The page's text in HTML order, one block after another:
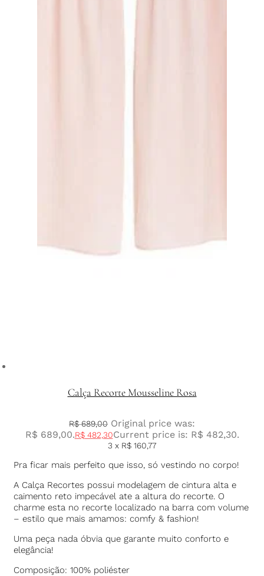
Calça Recorte Mousseline Rosa
R$689,00 Original price was:
R$ 689,00.R$482,30Current price is: R$ 482,30.
3 x R$ 160,77
Pra ficar mais perfeito que isso, só vestindo no corpo!
A Calça Recortes possui modelagem de cintura alta e
caimento reto impecável ate a altura do recorte. O
charme esta no recorte localizado na barra com volume
– estilo que mais amamos: comfy & fashion!
Uma peça nada óbvia que garante muito conforto e
elegância!
Composição: 100% poliéster